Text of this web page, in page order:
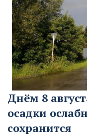
Днём 8
осадки
сохранится